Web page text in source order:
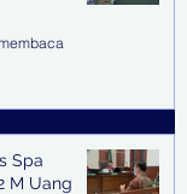
Pangan
Spa
M Uang